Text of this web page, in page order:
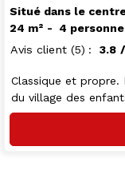
Situé dans le
24 m²
4
Avis client (5) 3.8
Classique et
du village des